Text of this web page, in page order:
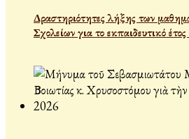
Δραστηριότητες λήξης των
Σχολείων για το εκπαιδευτικό